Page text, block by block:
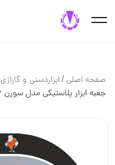
صفحه اصلی/ابزاردستی و گاراژی
جعبه ابزار پلاستیکی مدل سورن 16 این